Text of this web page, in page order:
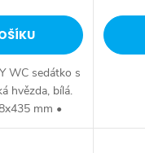
WC sedátko s
hvězda, bílá.
mm •
Výška: 58 mm
• Barva: